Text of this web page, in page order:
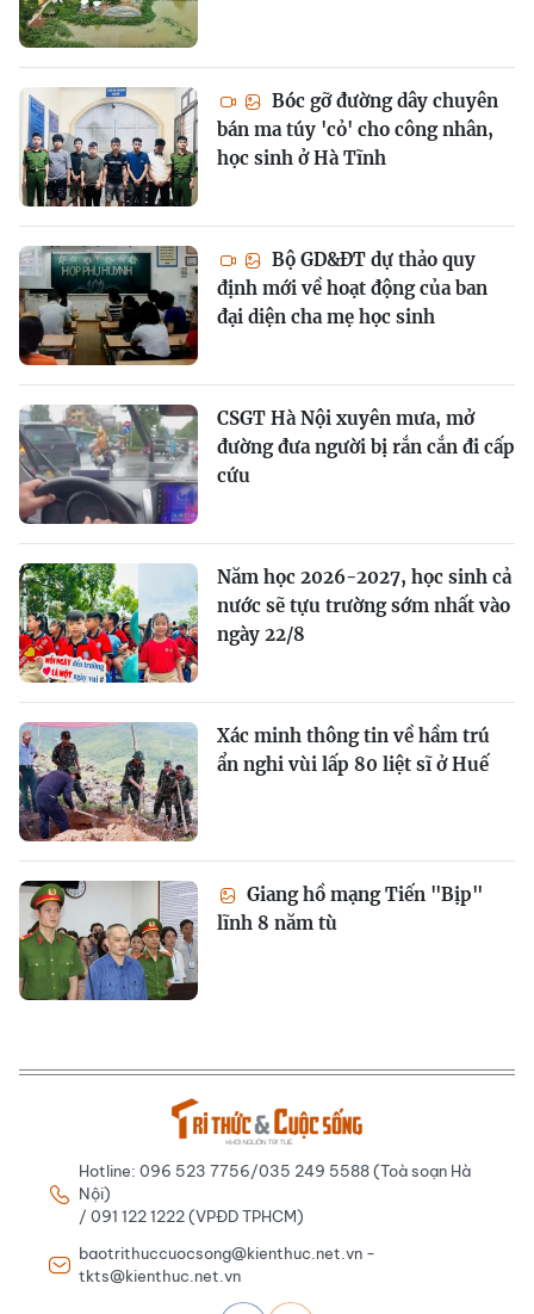
Bóc gỡ đường dây chuyên
bán ma túy 'cỏ' cho công nhân,
học sinh ở Hà Tĩnh
Bộ GD&ĐT dự thảo quy
định mới về hoạt động của ban
đại diện cha mẹ học sinh
CSGT Hà Nội xuyên mưa, mở
đường đưa người bị rắn cắn đi cấp
cứu
Năm học 2026-2027, học sinh cả
nước sẽ tựu trường sớm nhất vào
ngày 22/8
Xác minh thông tin về hầm trú
ẩn nghi vùi lấp 80 liệt sĩ ở Huế
Giang hồ mạng Tiến "Bịp"
lĩnh 8 năm tù
Hotline: 096 523 7756/035 249 5588 (Toà soạn Hà
Nội)
/ 091 122 1222 (VPĐD TPHCM)
baotrithuccuocsong@kienthuc.net.vn -
tkts@kienthuc.net.vn